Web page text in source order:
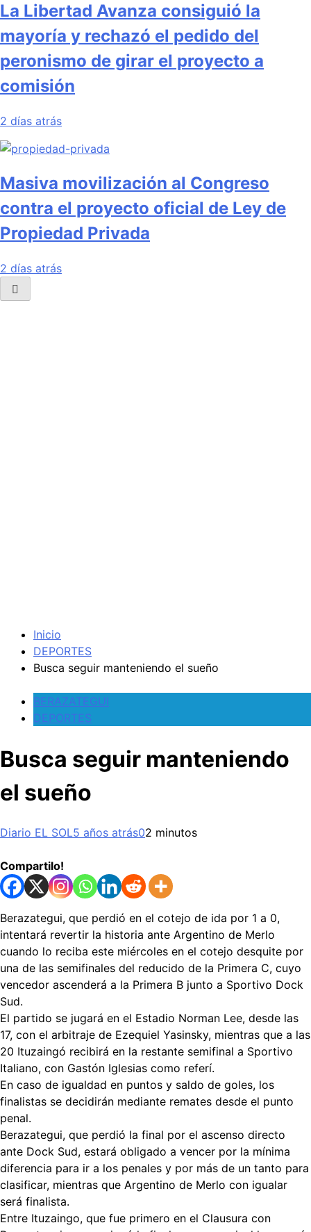
La Libertad Avanza consiguió la
mayoría y rechazó el pedido del
peronismo de girar el proyecto a
comisión
2 días atrás
Masiva movilización al Congreso
contra el proyecto oficial de Ley de
Propiedad Privada
2 días atrás
Inicio
DEPORTES
Busca seguir manteniendo el sueño
BERAZATEGUI
DEPORTES
Busca seguir manteniendo
el sueño
Diario EL SOL5 años atrás02 minutos
Compartilo!
Berazategui, que perdió en el cotejo de ida por 1 a 0,
intentará revertir la historia ante Argentino de Merlo
cuando lo reciba este miércoles en el cotejo desquite por
una de las semifinales del reducido de la Primera C, cuyo
vencedor ascenderá a la Primera B junto a Sportivo Dock
Sud.
El partido se jugará en el Estadio Norman Lee, desde las
17, con el arbitraje de Ezequiel Yasinsky, mientras que a las
20 Ituzaingó recibirá en la restante semifinal a Sportivo
Italiano, con Gastón Iglesias como referí.
En caso de igualdad en puntos y saldo de goles, los
finalistas se decidirán mediante remates desde el punto
penal.
Berazategui, que perdió la final por el ascenso directo
ante Dock Sud, estará obligado a vencer por la mínima
diferencia para ir a los penales y por más de un tanto para
clasificar, mientras que Argentino de Merlo con igualar
será finalista.
Entre Ituzaingo, que fue primero en el Clausura con